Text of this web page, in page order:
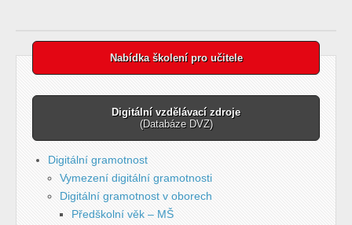
Nabídka školení pro učitele
Digitální vzdělávací zdroje
(Databáze DVZ)
Digitální gramotnost
Vymezení digitální gramotnosti
Digitální gramotnost v oborech
Předškolní věk – MŠ